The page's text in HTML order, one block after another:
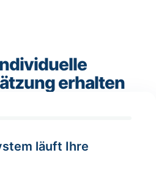
erhalten
läuft Ihre